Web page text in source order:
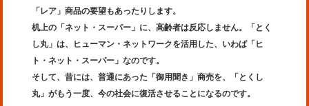
「レア」商品の要望もあったりします。
机上の「ネット・スーパー」に、高齢者は反応しません。「とく
し丸」は、ヒューマン・ネットワークを活用した、いわば「ヒ
ト・ネット・スーパー」なのです。
そして、昔には、普通にあった「御用聞き」商売を、「とくし
丸」がもう一度、今の社会に復活させることになるのです。